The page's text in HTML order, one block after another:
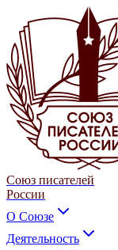
Союз писателей
России
О Союзе
Деятельность